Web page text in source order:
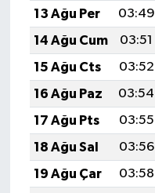
13 Ağu Per
03:49
14 Ağu Cum
03:51
15 Ağu Cts
03:52
16 Ağu Paz
03:54
17 Ağu Pts
03:55
18 Ağu Sal
03:56
19 Ağu Çar
03:58